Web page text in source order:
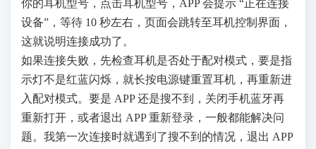
你的耳机型号，点击耳机型号，APP 会提示 “正在连接
设备”，等待 10 秒左右，页面会跳转至耳机控制界面，
这就说明连接成功了。
如果连接失败，先检查耳机是否处于配对模式，要是指
示灯不是红蓝闪烁，就长按电源键重置耳机，再重新进
入配对模式。要是 APP 还是搜不到，关闭手机蓝牙再
重新打开，或者退出 APP 重新登录，一般都能解决问
题。我第一次连接时就遇到了搜不到的情况，退出 APP